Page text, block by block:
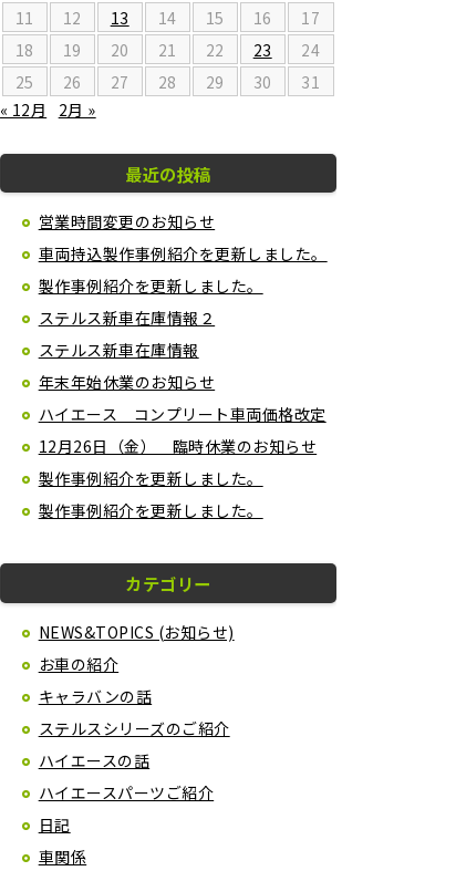
11
12 13 14 15 16
17
18
19 20 21 22 23
24
25
26 27 28 29 30
31
« 12月
2月 »
最近の投稿
営業時間変更のお知らせ
車両持込製作事例紹介を更新しました。
製作事例紹介を更新しました。
ステルス新車在庫情報２
ステルス新車在庫情報
年末年始休業のお知らせ
ハイエース コンプリート車両価格改定
12月26日（金） 臨時休業のお知らせ
製作事例紹介を更新しました。
製作事例紹介を更新しました。
カテゴリー
NEWS&TOPICS (お知らせ)
お車の紹介
キャラバンの話
ステルスシリーズのご紹介
ハイエースの話
ハイエースパーツご紹介
日記
車関係